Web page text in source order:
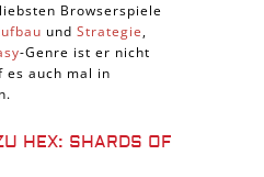
Browserspiele
und Strategie,
-Genre ist er nicht
es auch mal in
HEX: SHARDS OF